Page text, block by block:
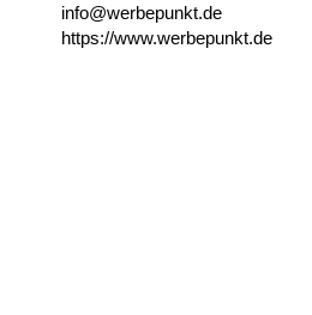
info@werbepunkt.de
https://www.werbepunkt.de